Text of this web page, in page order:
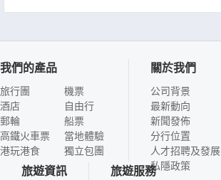
我們的產品
旅行團
酒店
郵輪
高鐵火車票
港玩港食
機票
自由行
船票
當地體驗
獨立包團
關於我們
公司背景
最新動向
新聞發佈
分行位置
人才招聘及發展
私隱政策
旅遊資訊 旅遊服務